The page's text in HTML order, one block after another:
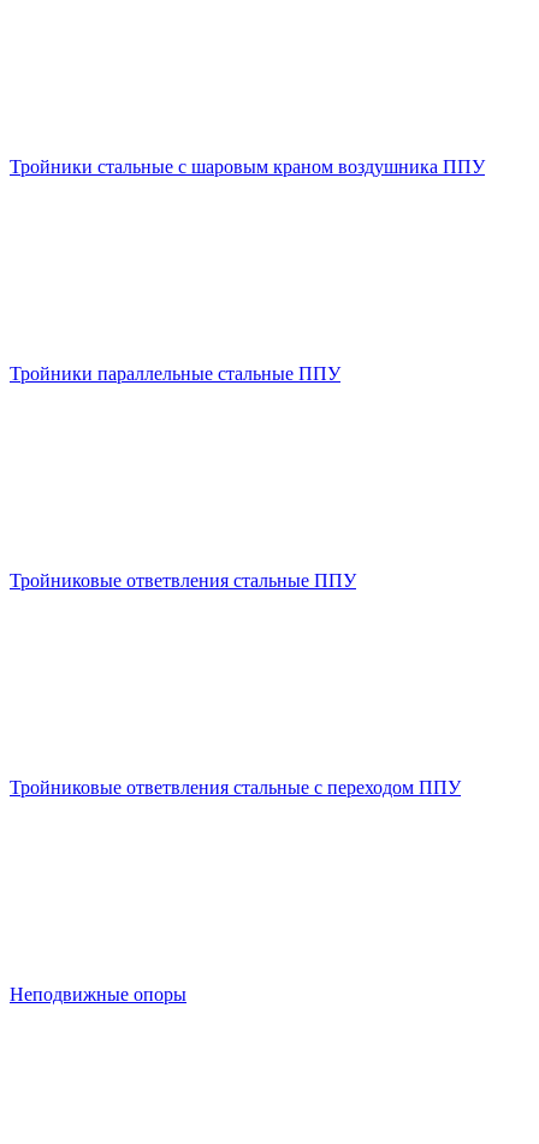
Тройники стальные с шаровым краном воздушника ППУ
Тройники параллельные стальные ППУ
Тройниковые ответвления стальные ППУ
Тройниковые ответвления стальные с переходом ППУ
Неподвижные опоры